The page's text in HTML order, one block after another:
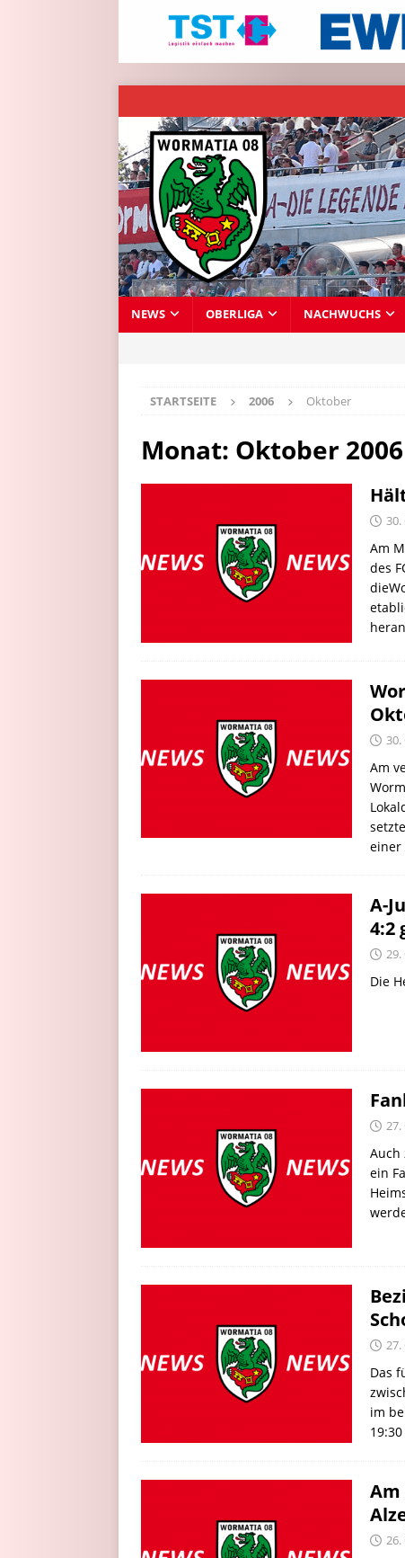
NEWS OBERLIGA NACHWUCHS
STARTSEITE 2006 Oktober
Monat: Oktober 2006
Am
des
Am
einer
A-
4:2
Die
Auch
ein
Das
im
Am